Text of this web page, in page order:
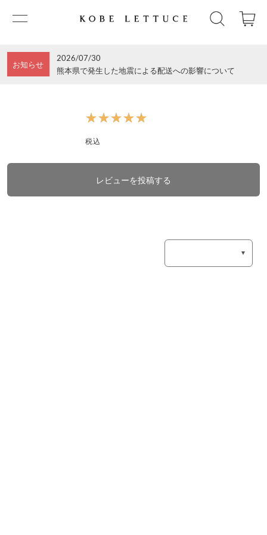
お知らせ
2026/07/30
熊本県で発生した地震による配送への影響について
★★★★★
★★★★★
税込
レビューを投稿する